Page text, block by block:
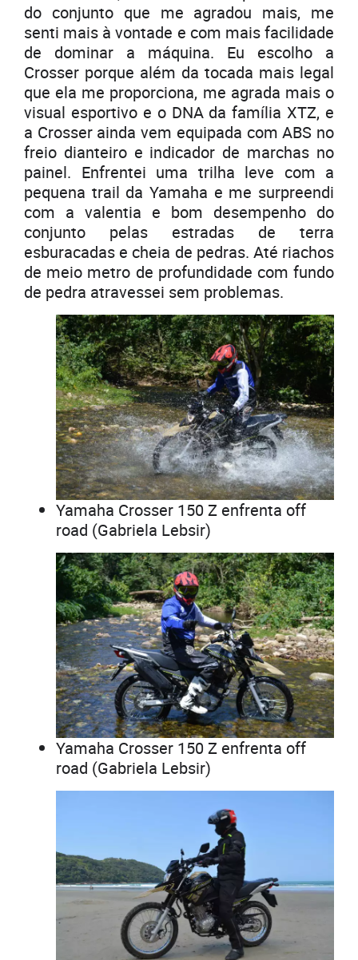
do conjunto que me agradou mais, me
senti mais à vontade e com mais facilidade
de dominar a máquina. Eu escolho a
Crosser porque além da tocada mais legal
que ela me proporciona, me agrada mais o
visual esportivo e o DNA da família XTZ, e
a Crosser ainda vem equipada com ABS no
freio dianteiro e indicador de marchas no
painel. Enfrentei uma trilha leve com a
pequena trail da Yamaha e me surpreendi
com a valentia e bom desempenho do
conjunto pelas estradas de terra
esburacadas e cheia de pedras. Até riachos
de meio metro de profundidade com fundo
de pedra atravessei sem problemas.
Yamaha Crosser 150 Z enfrenta off
road (Gabriela Lebsir)
Yamaha Crosser 150 Z enfrenta off
road (Gabriela Lebsir)